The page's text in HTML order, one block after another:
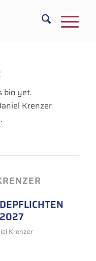
bio yet.
Krenzer
Krenzer